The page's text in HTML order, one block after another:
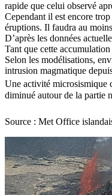
rapide que celui observé
Cependant il est encore
éruptions. Il faudra au
D’après les données
Tant que cette
Selon les modélisations,
intrusion magmatique
Une activité microsismique
diminué autour de la partie
Source : Met Office